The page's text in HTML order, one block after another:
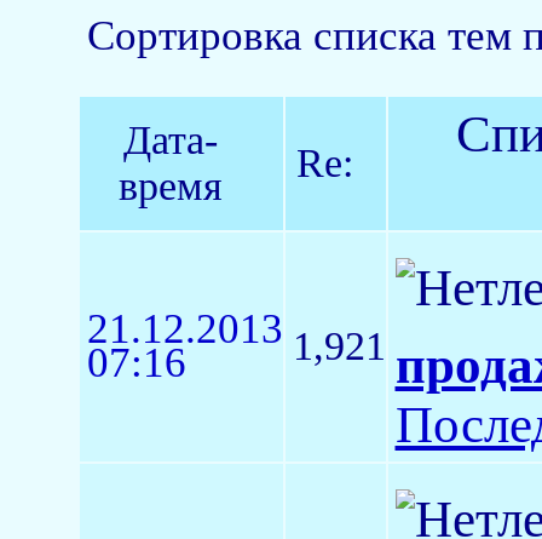
Сортировка списка тем
Дата-
время
Re:
21.12.2013
07:16 1,921